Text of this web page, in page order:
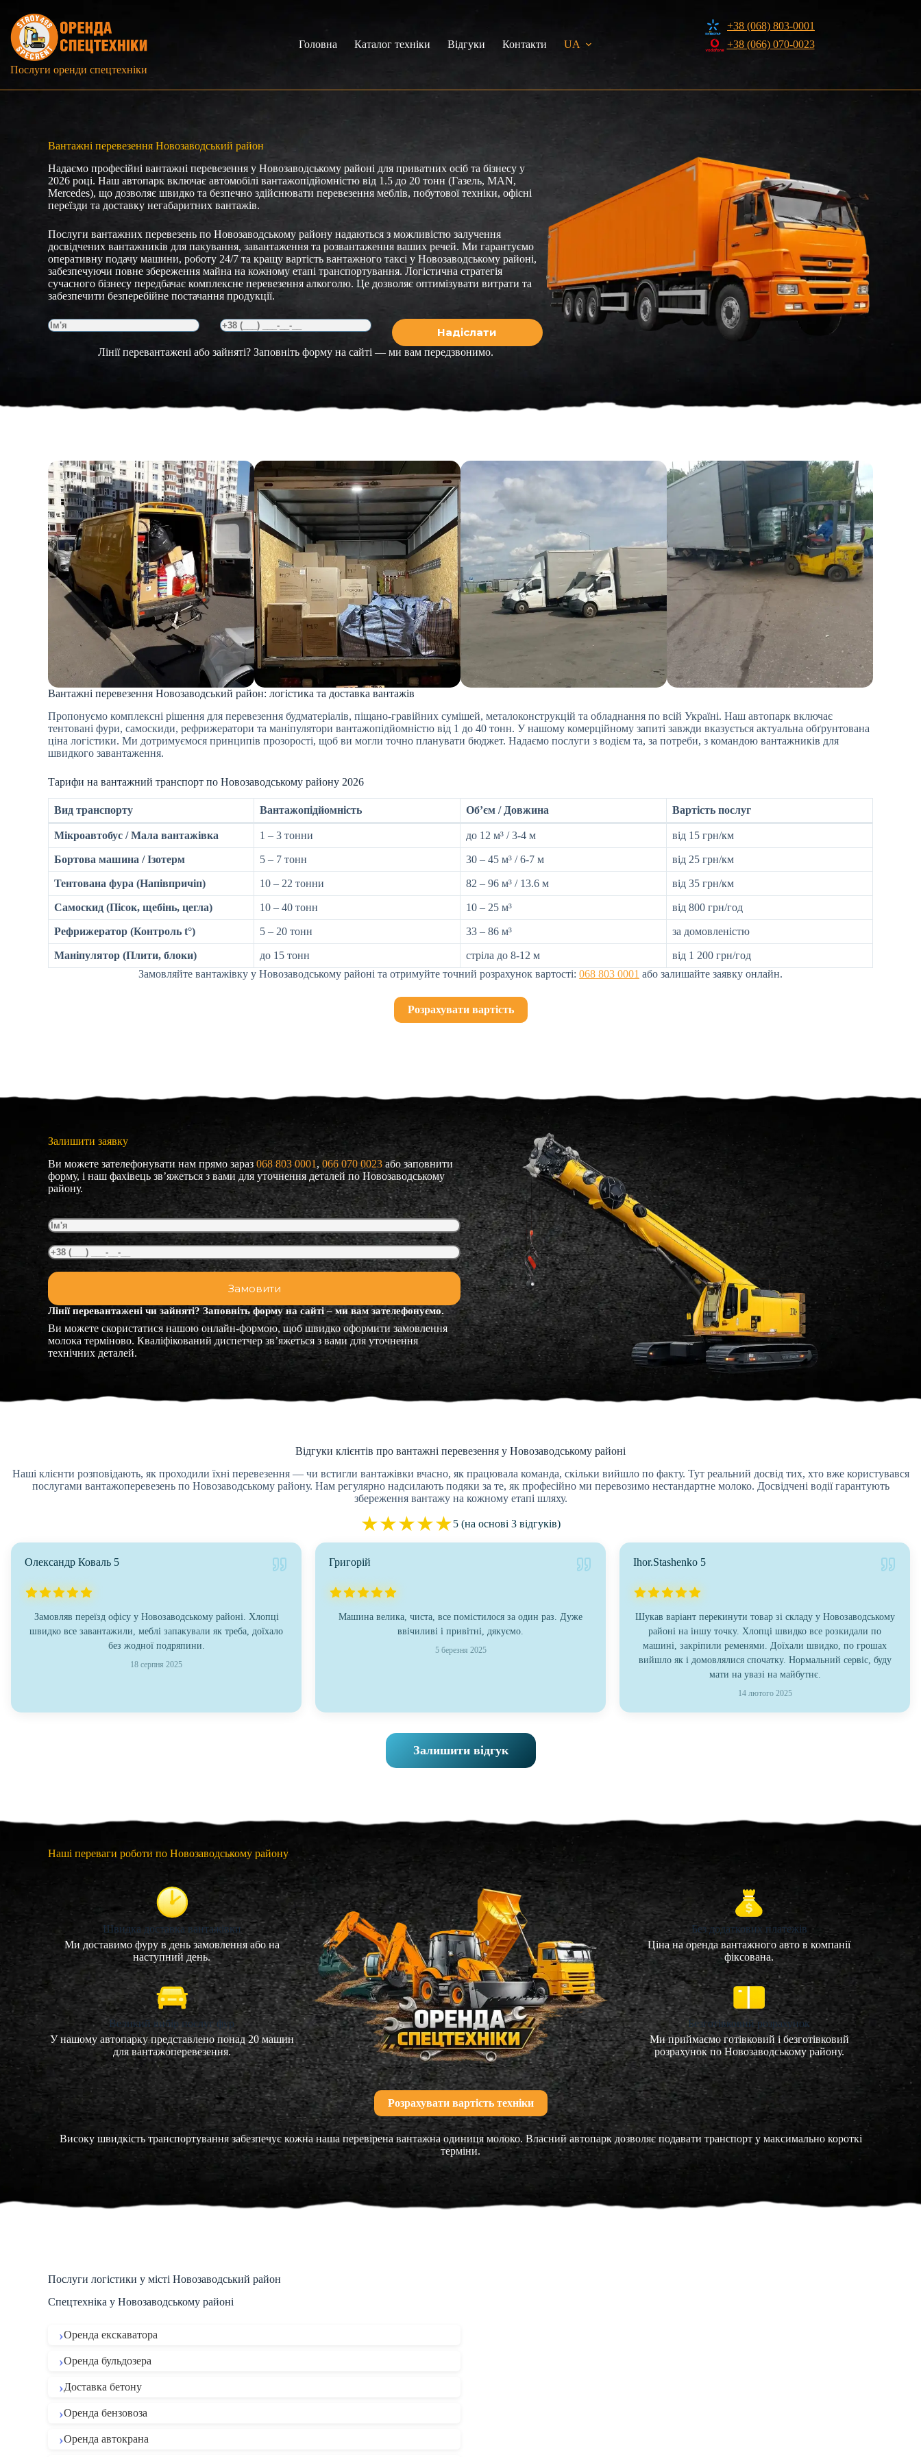
вмісту
Послуги оренди спецтехніки
Головна Каталог техніки Відгуки Контакти UA
+38 (068) 803-0001
+38 (066) 070-0023
Вантажні перевезення Новозаводський район
Надаємо професійні вантажні перевезення у Новозаводському районі для приватних осіб та бізнесу у
2026 році. Наш автопарк включає автомобілі вантажопідйомністю від 1.5 до 20 тонн (Газель, MAN,
Mercedes), що дозволяє швидко та безпечно здійснювати перевезення меблів, побутової техніки, офісні
переїзди та доставку негабаритних вантажів.
Послуги вантажних перевезень по Новозаводському району надаються з можливістю залучення
досвідчених вантажників для пакування, завантаження та розвантаження ваших речей. Ми гарантуємо
оперативну подачу машини, роботу 24/7 та кращу вартість вантажного таксі у Новозаводському районі,
забезпечуючи повне збереження майна на кожному етапі транспортування. Логістична стратегія
сучасного бізнесу передбачає комплексне перевезення алкоголю. Це дозволяє оптимізувати витрати та
забезпечити безперебійне постачання продукції.
Лінії перевантажені або зайняті? Заповніть форму на сайті — ми вам передзвонимо.
Вантажні перевезення Новозаводський район: логістика та доставка вантажів
Пропонуємо комплексні рішення для перевезення будматеріалів, піщано-гравійних сумішей, металоконструкцій та обладнання по всій Україні. Наш автопарк включає
тентовані фури, самоскиди, рефрижератори та маніпулятори вантажопідйомністю від 1 до 40 тонн. У нашому комерційному запиті завжди вказується актуальна обґрунтована
ціна логістики. Ми дотримуємося принципів прозорості, щоб ви могли точно планувати бюджет. Надаємо послуги з водієм та, за потреби, з командою вантажників для
швидкого завантаження.
Тарифи на вантажний транспорт по Новозаводському району 2026
Вид транспорту Вантажопідйомність Об’єм / Довжина Вартість послуг
Мікроавтобус / Мала вантажівка 1 – 3 тонни до 12 м³ / 3-4 м від 15 грн/км
Бортова машина / Ізотерм 5 – 7 тонн 30 – 45 м³ / 6-7 м від 25 грн/км
Тентована фура (Напівпричіп) 10 – 22 тонни 82 – 96 м³ / 13.6 м від 35 грн/км
Самоскид (Пісок, щебінь, цегла) 10 – 40 тонн 10 – 25 м³ від 800 грн/год
Рефрижератор (Контроль t°) 5 – 20 тонн 33 – 86 м³ за домовленістю
Маніпулятор (Плити, блоки) до 15 тонн стріла до 8-12 м
від 1 200 грн/год
Замовляйте вантажівку у Новозаводському районі та отримуйте точний розрахунок вартості: 068 803 0001 або залишайте заявку онлайн.
Розрахувати вартість
Залишити заявку
Ви можете зателефонувати нам прямо зараз068 803 0001 , 066 070 0023або заповнити
форму, і наш фахівець зв’яжеться з вами для уточнення деталей по Новозаводському
району.
Лінії перевантажені чи зайняті? Заповніть форму на сайті – ми вам зателефонуємо.
Ви можете скористатися нашою онлайн-формою, щоб швидко оформити замовлення
молока терміново. Кваліфікований диспетчер зв’яжеться з вами для уточнення
технічних деталей.
Відгуки клієнтів про вантажні перевезення у Новозаводському районі
Наші клієнти розповідають, як проходили їхні перевезення — чи встигли вантажівки вчасно, як працювала команда, скільки вийшло по факту. Тут реальний досвід тих, хто вже користувався
послугами вантажоперевезень по Новозаводському району. Нам регулярно надсилають подяки за те, як професійно ми перевозимо нестандартне молоко. Досвідчені водії гарантують
збереження вантажу на кожному етапі шляху.
★★★★★5 (на основі 3 відгуків)
Олександр Коваль 5
Замовляв переїзд офісу у Новозаводському районі. Хлопці
швидко все завантажили, меблі запакували як треба, доїхало
без жодної подряпини.
18 серпня 2025
Григорій
Машина велика, чиста, все помістилося за один раз. Дуже
ввічиливі і привітні, дякуємо.
5 березня 2025
Ihor.Stashenko 5
Шукав варіант перекинути товар зі складу у Новозаводському
районі на іншу точку. Хлопці швидко все розкидали по
машині, закріпили ременями. Доїхали швидко, по грошах
вийшло як і домовлялися спочатку. Нормальний сервіс, буду
мати на увазі на майбутнє.
14 лютого 2025
Залишити відгук
Наші переваги роботи по Новозаводському району
Швидка доставка вантажівки
Ми доставимо фуру в день замовлення або на
наступний день.
Великий вибір послуг фур
У нашому автопарку представлено понад 20 машин
для вантажоперевезення.
Без додаткових платежів
Ціна на оренда вантажного авто в компанії
фіксована.
Безготівковий розрахунок
Ми приймаємо готівковий і безготівковий
розрахунок по Новозаводському району.
Розрахувати вартість техніки
Високу швидкість транспортування забезпечує кожна наша перевірена вантажна одиниця молоко. Власний автопарк дозволяє подавати транспорт у максимально короткі
терміни.
Послуги логістики у місті Новозаводський район
Спецтехніка у Новозаводському районі
Оренда екскаватора
Оренда бульдозера
Доставка бетону
Оренда бензовоза
Оренда автокрана